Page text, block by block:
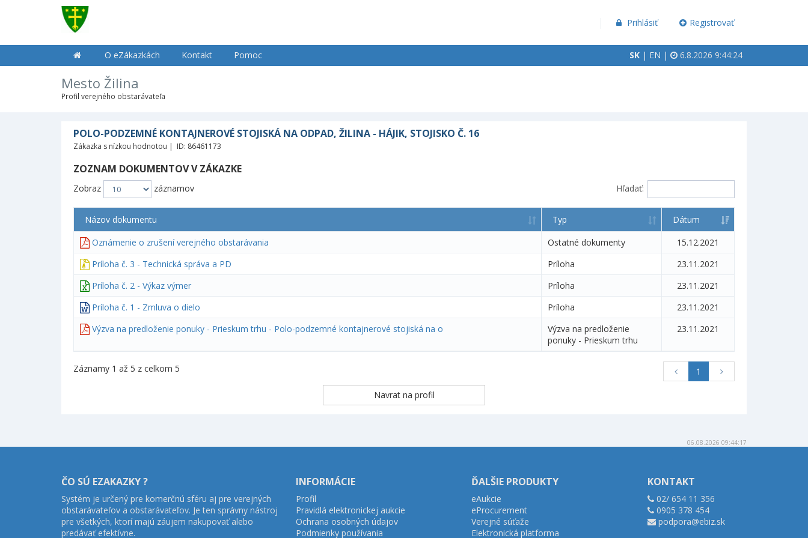
Prihlásiť Registrovať
O eZákazkách Kontakt Pomoc SK | EN | 6.8.2026 9:44:24
Mesto Žilina
Profil verejného obstarávateľa
POLO-PODZEMNÉ KONTAJNEROVÉ STOJISKÁ NA ODPAD, ŽILINA - HÁJIK, STOJISKO Č. 16
Zákazka s nízkou hodnotou | ID: 86461173
ZOZNAM DOKUMENTOV V ZÁKAZKE
Zobraz záznamov Hľadať:
Názov dokumentu Typ
Dátum
Oznámenie o zrušení verejného obstarávania
Ostatné dokumenty
15.12.2021
Príloha č. 3 - Technická správa a PD
Príloha
23.11.2021
Príloha č. 2 - Výkaz výmer
Príloha
23.11.2021
Príloha č. 1 - Zmluva o dielo
Príloha
23.11.2021
Výzva na predloženie ponuky - Prieskum trhu - Polo-podzemné kontajnerové stojiská na o
Výzva na predloženie
ponuky - Prieskum trhu
23.11.2021
Záznamy 1 až 5 z celkom 5 1
06.08.2026 09:44:17
ČO SÚ EZAKAZKY ?
Systém je určený pre komerčnú sféru aj pre verejných
obstarávateľov a obstarávateľov. Je ten správny nástroj
pre všetkých, ktorí majú záujem nakupovať alebo
predávať efektívne.
INFORMÁCIE
Profil
Pravidlá elektronickej aukcie
Ochrana osobných údajov
Podmienky používania
ĎALŠIE PRODUKTY
eAukcie
eProcurement
Verejné súťaže
Elektronická platforma
KONTAKT
02/ 654 11 356
0905 378 454
podpora@ebiz.sk